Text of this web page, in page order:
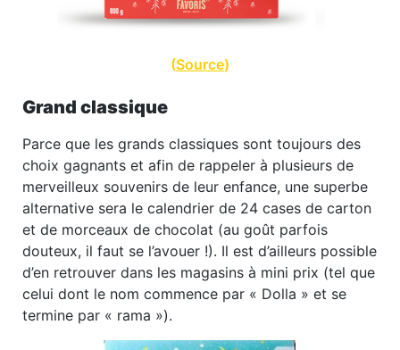
(Source)
Grand classique
Parce que les grands classiques sont toujours des
choix gagnants et afin de rappeler à plusieurs de
merveilleux souvenirs de leur enfance, une superbe
alternative sera le calendrier de 24 cases de carton
et de morceaux de chocolat (au goût parfois
douteux, il faut se l’avouer !). Il est d’ailleurs possible
d’en retrouver dans les magasins à mini prix (tel que
celui dont le nom commence par « Dolla » et se
termine par « rama »).